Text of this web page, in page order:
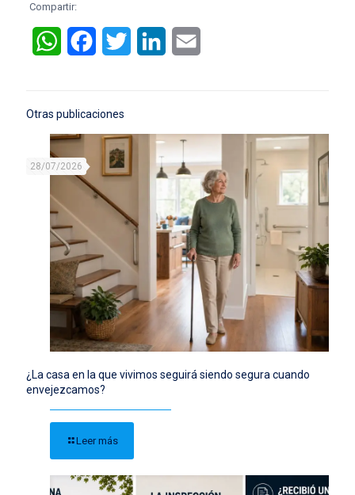
Compartir:
WhatsAppFacebookTwitter LinkedIn
Otras publicaciones
28/07/2026
¿La casa en la que vivimos seguirá siendo segura cuando
envejezcamos?
Leer más